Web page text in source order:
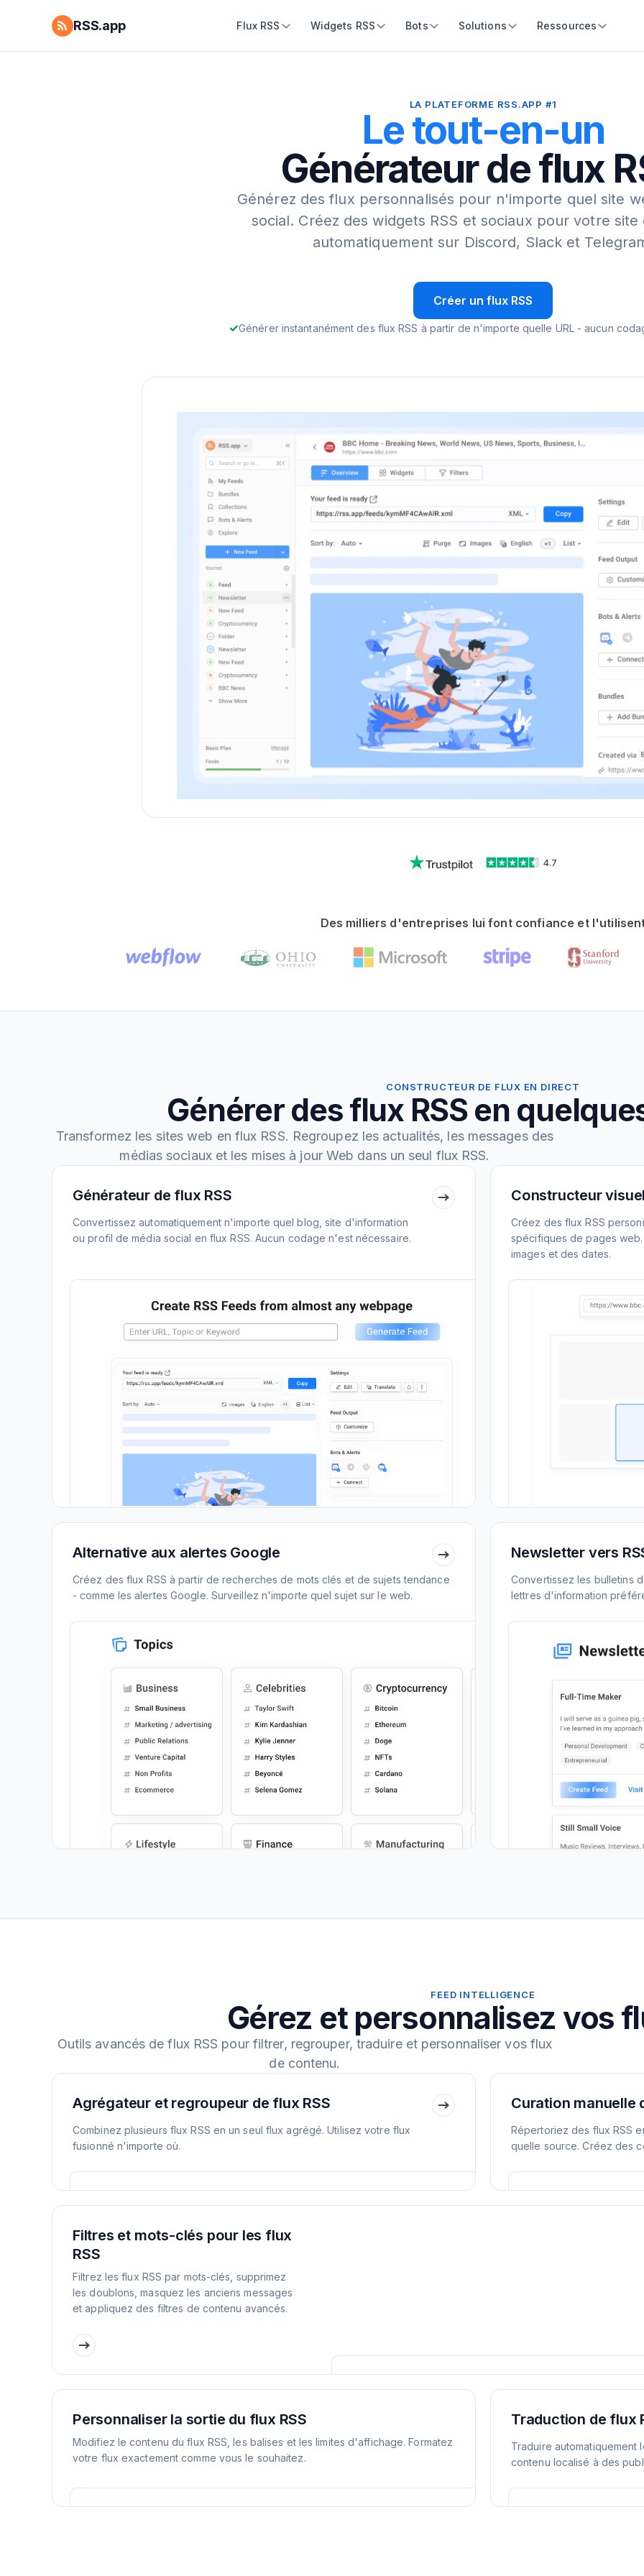
RSS.app Flux RSS Widgets RSS Bots Solutions Ressources
LA PLATEFORME RSS.APP #1
Le tout-en-un
Générateur de flux
Générez des flux personnalisés pour n'importe quel site
social. Créez des widgets RSS et sociaux pour votre
automatiquement sur Discord, Slack et
Créer un flux RSS
Générer instantanément des flux RSS à partir de n'importe quelle URL - aucun
4.7
Des milliers d'entreprises lui font confiance et
CONSTRUCTEUR DE FLUX EN DIRECT
Générer des flux RSS en
Transformez les sites web en flux RSS. Regroupez les actualités, les messages des
médias sociaux et les mises à jour Web dans un seul flux RSS.
Générateur de flux RSS
Convertissez automatiquement n'importe quel blog, site d'information
ou profil de média social en flux RSS. Aucun codage n'est nécessaire.
Constructeur
Créez des flux RSS
spécifiques de pages
images et des dates.
Alternative aux alertes Google
Créez des flux RSS à partir de recherches de mots clés et de sujets tendance
- comme les alertes Google. Surveillez n'importe quel sujet sur le web.
Newsletter vers
Convertissez les bulletins
lettres d'information
FEED INTELLIGENCE
Gérez et personnalisez vos
Outils avancés de flux RSS pour filtrer, regrouper, traduire et personnaliser vos flux
de contenu.
Agrégateur et regroupeur de flux RSS
Combinez plusieurs flux RSS en un seul flux agrégé. Utilisez votre flux
fusionné n'importe où.
Curation manuelle
Répertoriez des flux RSS
quelle source. Créez des
Filtres et mots-clés pour les flux
RSS
Filtrez les flux RSS par mots-clés, supprimez
les doublons, masquez les anciens messages
et appliquez des filtres de contenu avancés.
Personnaliser la sortie du flux RSS
Modifiez le contenu du flux RSS, les balises et les limites d'affichage. Formatez
votre flux exactement comme vous le souhaitez.
Traduction de flux
Traduire automatiquement
contenu localisé à des